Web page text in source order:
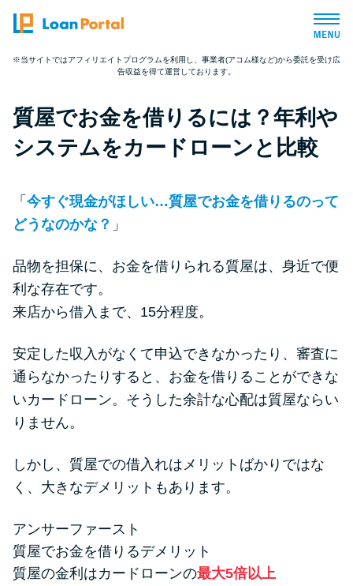
トップページ
おすすめコンテンツ
バレずに借りたい方向け
審査が不安な方向け
便利なコンテンツ
カードローン診断
カードローンQ&A
特集ページ
リボ払いをそのまま払いきると
損！
※当サイトではアフィリエイトプログラムを利用し、事業者(アコム様など)から委託を受け広
告収益を得て運営しております。
質屋でお金を借りるには？年利や
システムをカードローンと比較
「 今すぐ現金がほしい…質屋でお金を借りるのって
どうなのかな？ 」
品物を担保に、お金を借りられる質屋は、身近で便
利な存在です。
来店から借入まで、15分程度。
安定した収入がなくて申込できなかったり、審査に
通らなかったりすると、お金を借りることができな
いカードローン。そうした余計な心配は質屋ならい
りません。
しかし、質屋での借入れはメリットばかりではな
く、大きなデメリットもあります。
アンサーファースト
質屋でお金を借りるデメリット
質屋の金利はカードローンの最大5倍以上